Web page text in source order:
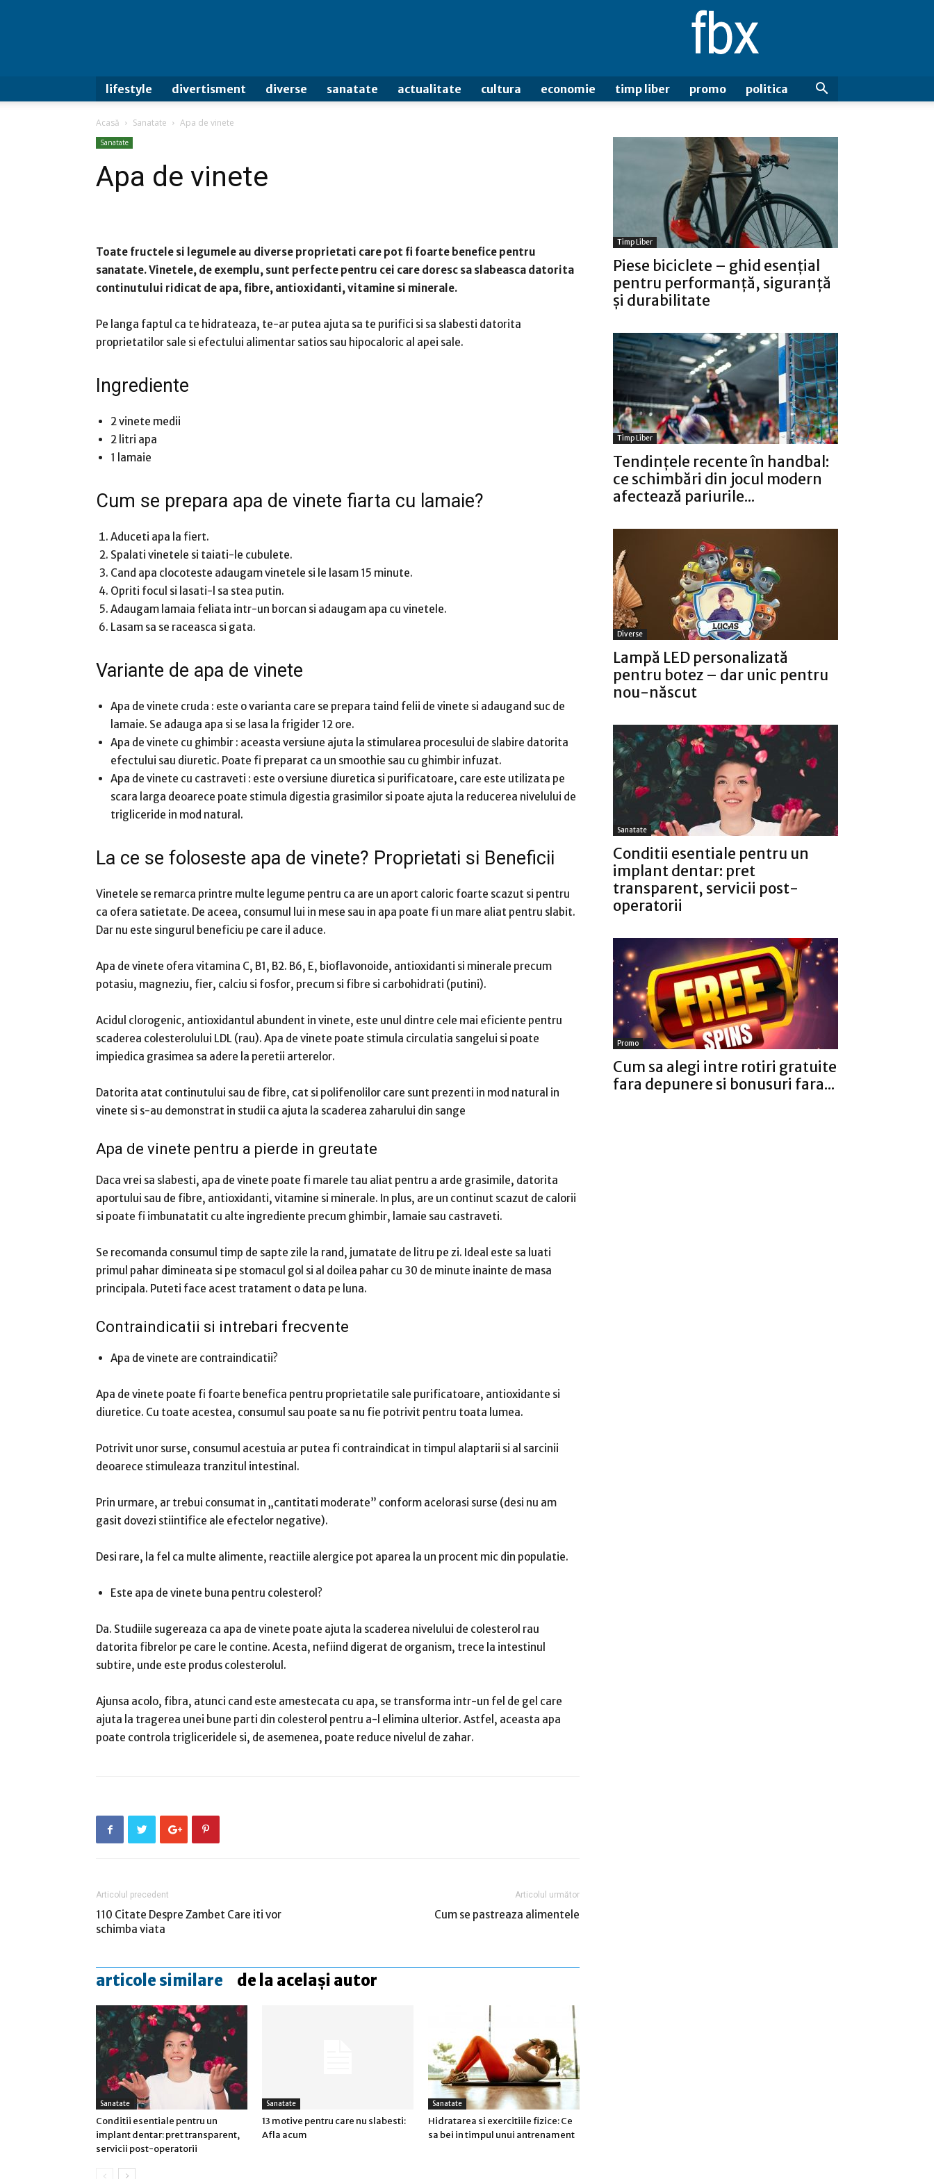
lifestyle divertisment diverse sanatate actualitate cultura economie timp liber promo politica
Acasă Sanatate Apa de vinete
Sanatate
Apa de vinete
Toate fructele si legumele au diverse proprietati care pot fi foarte benefice pentru
sanatate.Vinetele, de exemplu, sunt perfecte pentru cei care doresc sa slabeasca datorita
continutului ridicat de apa, fibre, antioxidanti, vitamine si minerale.
Pe langa faptul ca te hidrateaza, te-ar putea ajuta sa te purifici si sa slabesti datorita
proprietatilor sale si efectului alimentar satios sau hipocaloric al apei sale.
Ingrediente
2 vinete medii
2 litri apa
1 lamaie
Cum se prepara apa de vinete fiarta cu lamaie?
Aduceti apa la fiert.
Spalati vinetele si taiati-le cubulete.
Cand apa clocoteste adaugam vinetele si le lasam 15 minute.
Opriti focul si lasati-l sa stea putin.
Adaugam lamaia feliata intr-un borcan si adaugam apa cu vinetele.
Lasam sa se raceasca si gata.
Variante de apa de vinete
Apa de vinete cruda : este o varianta care se prepara taind felii de vinete si adaugand suc de
lamaie. Se adauga apa si se lasa la frigider 12 ore.
Apa de vinete cu ghimbir : aceasta versiune ajuta la stimularea procesului de slabire datorita
efectului sau diuretic. Poate fi preparat ca un smoothie sau cu ghimbir infuzat.
Apa de vinete cu castraveti : este o versiune diuretica si purificatoare, care este utilizata pe
scara larga deoarece poate stimula digestia grasimilor si poate ajuta la reducerea nivelului de
trigliceride in mod natural.
La ce se foloseste apa de vinete? Proprietati si Beneficii
Vinetele se remarca printre multe legume pentru ca are un aport caloric foarte scazut si pentru
ca ofera satietate. De aceea, consumul lui in mese sau in apa poate fi un mare aliat pentru slabit.
Dar nu este singurul beneficiu pe care il aduce.
Apa de vinete ofera vitamina C, B1, B2. B6, E, bioflavonoide, antioxidanti si minerale precum
potasiu, magneziu, fier, calciu si fosfor, precum si fibre si carbohidrati (putini).
Acidul clorogenic, antioxidantul abundent in vinete, este unul dintre cele mai eficiente pentru
scaderea colesterolului LDL (rau). Apa de vinete poate stimula circulatia sangelui si poate
impiedica grasimea sa adere la peretii arterelor.
Datorita atat continutului sau de fibre, cat si polifenolilor care sunt prezenti in mod natural in
vinete si s-au demonstrat in studii ca ajuta la scaderea zaharului din sange
Apa de vinete pentru a pierde in greutate
Daca vrei sa slabesti, apa de vinete poate fi marele tau aliat pentru a arde grasimile, datorita
aportului sau de fibre, antioxidanti, vitamine si minerale. In plus, are un continut scazut de calorii
si poate fi imbunatatit cu alte ingrediente precum ghimbir, lamaie sau castraveti.
Se recomanda consumul timp de sapte zile la rand, jumatate de litru pe zi. Ideal este sa luati
primul pahar dimineata si pe stomacul gol si al doilea pahar cu 30 de minute inainte de masa
principala. Puteti face acest tratament o data pe luna.
Contraindicatii si intrebari frecvente
Apa de vinete are contraindicatii?
Apa de vinete poate fi foarte benefica pentru proprietatile sale purificatoare, antioxidante si
diuretice. Cu toate acestea, consumul sau poate sa nu fie potrivit pentru toata lumea.
Potrivit unor surse, consumul acestuia ar putea fi contraindicat in timpul alaptarii si al sarcinii
deoarece stimuleaza tranzitul intestinal.
Prin urmare, ar trebui consumat in „cantitati moderate” conform acelorasi surse (desi nu am
gasit dovezi stiintifice ale efectelor negative).
Desi rare, la fel ca multe alimente, reactiile alergice pot aparea la un procent mic din populatie.
Este apa de vinete buna pentru colesterol?
Da. Studiile sugereaza ca apa de vinete poate ajuta la scaderea nivelului de colesterol rau
datorita fibrelor pe care le contine. Acesta, nefiind digerat de organism, trece la intestinul
subtire, unde este produs colesterolul.
Ajunsa acolo, fibra, atunci cand este amestecata cu apa, se transforma intr-un fel de gel care
ajuta la tragerea unei bune parti din colesterol pentru a-l elimina ulterior. Astfel, aceasta apa
poate controla trigliceridele si, de asemenea, poate reduce nivelul de zahar.
Articolul precedent
110 Citate Despre Zambet Care iti vor
schimba viata
Articolul următor
Cum se pastreaza alimentele
articole similare de la același autor
Sanatate
Conditii esentiale pentru un
implant dentar: pret transparent,
servicii post-operatorii
Sanatate
13 motive pentru care nu slabesti:
Afla acum
Sanatate
Hidratarea si exercitiile fizice: Ce
sa bei in timpul unui antrenament
Timp Liber
Piese biciclete – ghid esențial
pentru performanță, siguranță
și durabilitate
Timp Liber
Tendințele recente în handbal:
ce schimbări din jocul modern
afectează pariurile...
Diverse
Lampă LED personalizată
pentru botez – dar unic pentru
nou-născut
Sanatate
Conditii esentiale pentru un
implant dentar: pret
transparent, servicii post-
operatorii
Promo
Cum sa alegi intre rotiri gratuite
fara depunere si bonusuri fara...